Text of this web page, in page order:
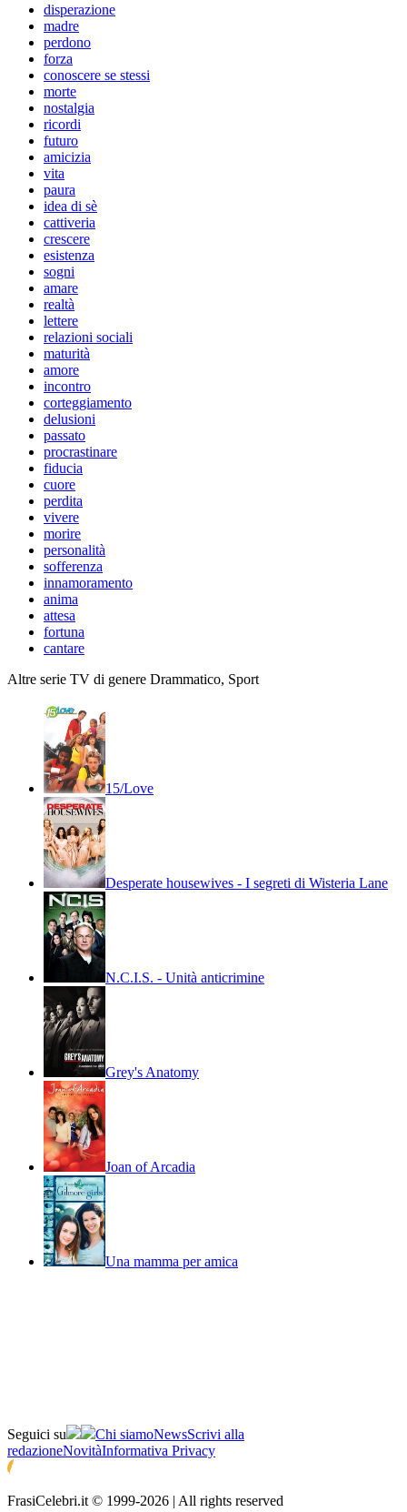
disperazione
madre
perdono
forza
conoscere se stessi
morte
nostalgia
ricordi
futuro
amicizia
vita
paura
idea di sè
cattiveria
crescere
esistenza
sogni
amare
realtà
lettere
relazioni sociali
maturità
amore
incontro
corteggiamento
delusioni
passato
procrastinare
fiducia
cuore
perdita
vivere
morire
personalità
sofferenza
innamoramento
anima
attesa
fortuna
cantare
Altre serie TV di genere Drammatico, Sport
15/Love
Desperate housewives - I segreti di Wisteria Lane
N.C.I.S. - Unità anticrimine
Grey's Anatomy
Joan of Arcadia
Una mamma per amica
Seguici su Chi siamoNewsScrivi alla
redazioneNovitàInformativa Privacy
FrasiCelebri.it © 1999-2026 | All rights reserved